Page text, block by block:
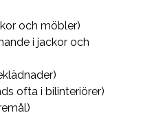
och möbler)
i jackor och
ofta i bilinteriörer)